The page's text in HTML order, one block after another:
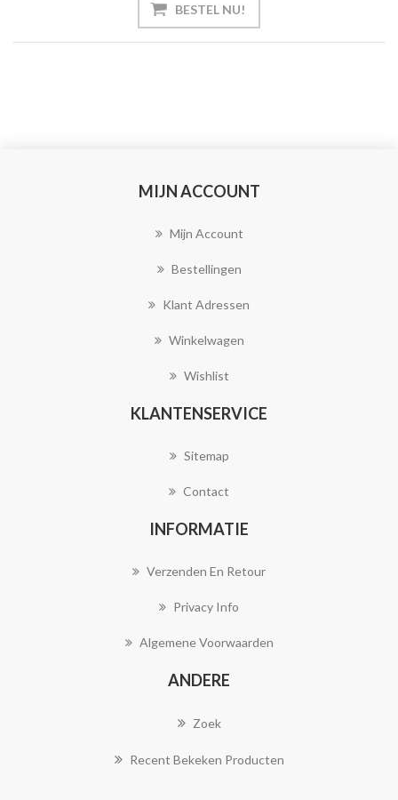
MIJN ACCOUNT
Mijn Account
Bestellingen
Klant Adressen
Winkelwagen
Wishlist
KLANTENSERVICE
Sitemap
Contact
INFORMATIE
Verzenden En Retour
Privacy Info
Algemene Voorwaarden
ANDERE
Zoek
Recent Bekeken Producten